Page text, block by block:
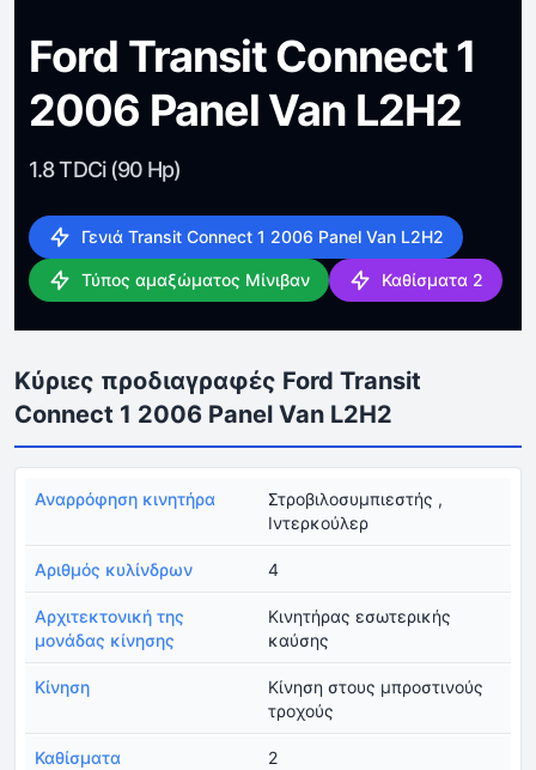
Ford Transit Connect 1
2006 Panel Van L2H2
1.8 TDCi (90 Hp)
Γενιά Transit Connect 1 2006 Panel Van L2H2
Τύπος αμαξώματος Μίνιβαν Καθίσματα 2
Κύριες προδιαγραφές Ford Transit
Connect 1 2006 Panel Van L2H2
Αναρρόφηση κινητήρα
Στροβιλοσυμπιεστής ,
Ιντερκούλερ
Αριθμός κυλίνδρων 4
Αρχιτεκτονική της
μονάδας κίνησης
Κινητήρας εσωτερικής
καύσης
Κίνηση
Κίνηση στους μπροστινούς
τροχούς
Καθίσματα 2